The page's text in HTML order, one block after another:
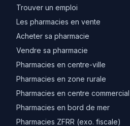
Trouver un emploi
Les pharmacies en vente
Acheter sa pharmacie
Vendre sa pharmacie
Pharmacies en centre-ville
Pharmacies en zone rurale
Pharmacies en centre commercial
Pharmacies en bord de mer
Pharmacies ZFRR (exo. fiscale)